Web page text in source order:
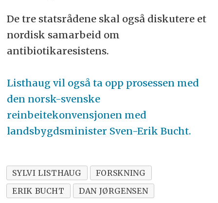
De tre statsrådene skal også diskutere et
nordisk samarbeid om
antibiotikaresistens.
Listhaug vil også ta opp prosessen med
den norsk-svenske
reinbeitekonvensjonen med
landsbygdsminister Sven-Erik Bucht.
SYLVI LISTHAUG
FORSKNING
ERIK BUCHT
DAN JØRGENSEN